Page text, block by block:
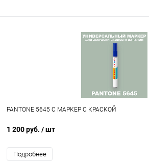
PANTONE 5645 C МАРКЕР С КРАСКОЙ
1 200 руб. / шт
Подробнее